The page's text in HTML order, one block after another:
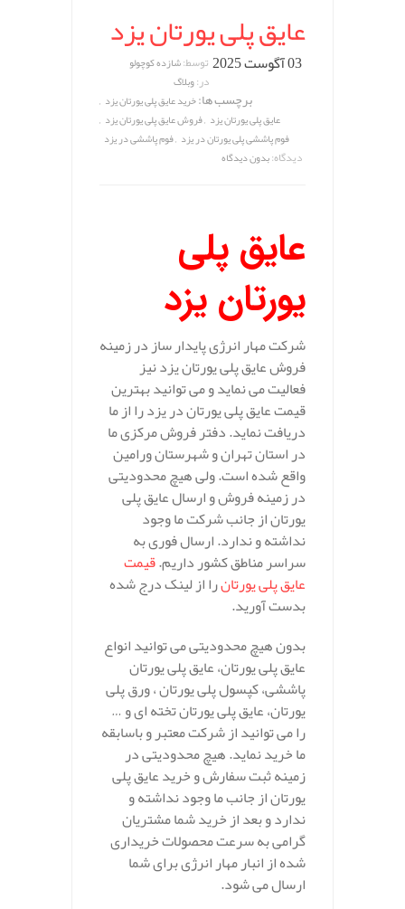
عایق پلی یورتان یزد
03 آگوست 2025 توسط:شازده کوچولو
در:وبلاگ
برچسب ها:خرید عایق پلی یورتان یزد ,
عایق پلی یورتان یزد ,فروش عایق پلی یورتان یزد ,
فوم پاششی پلی یورتان در یزد ,فوم پاششی در یزد
دیدگاه:بدون دیدگاه
عایق پلی
یورتان یزد
شرکت مهار انرژی پایدار ساز در زمینه
فروش عایق پلی یورتان یزد نیز
فعالیت می نماید و می توانید بهترین
قیمت عایق پلی یورتان در یزد را از ما
دریافت نماید. دفتر فروش مرکزی ما
در استان تهران و شهرستان ورامین
واقع شده است. ولی هیچ محدودیتی
در زمینه فروش و ارسال عایق پلی
یورتان از جانب شرکت ما وجود
نداشته و ندارد. ارسال فوری به
سراسر مناطق کشور داریم.قیمت
عایق پلی یورتانرا از لینک درج شده
بدست آورید.
بدون هیچ محدودیتی می توانید انواع
عایق پلی یورتان، عایق پلی یورتان
پاششی، کپسول پلی یورتان ، ورق پلی
یورتان، عایق پلی یورتان تخته ای و …
را می توانید از شرکت معتبر و باسابقه
ما خرید نماید. هیچ محدودیتی در
زمینه ثبت سفارش و خرید عایق پلی
یورتان از جانب ما وجود نداشته و
ندارد و بعد از خرید شما مشتریان
گرامی به سرعت محصولات خریداری
شده از انبار مهار انرژی برای شما
ارسال می شود.